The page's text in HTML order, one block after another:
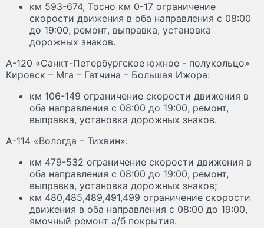
км 593-674, Тосно км 0-17 ограничение
скорости движения в оба направления с 08:00
до 19:00, ремонт, выправка, установка
дорожных знаков.
А-120 «Санкт-Петербургское южное - полукольцо»
Кировск – Мга – Гатчина – Большая Ижора:
км 106-149 ограничение скорости движения в
оба направления с 08:00 до 19:00, ремонт,
выправка, установка дорожных знаков.
А-114 «Вологда – Тихвин»:
км 479-532 ограничение скорости движения в
оба направления с 08:00 до 19:00, ремонт,
выправка, установка дорожных знаков;
км 480,485,489,491,499 ограничение скорости
движения в оба направления с 08:00 до 19:00,
ямочный ремонт а/б покрытия.